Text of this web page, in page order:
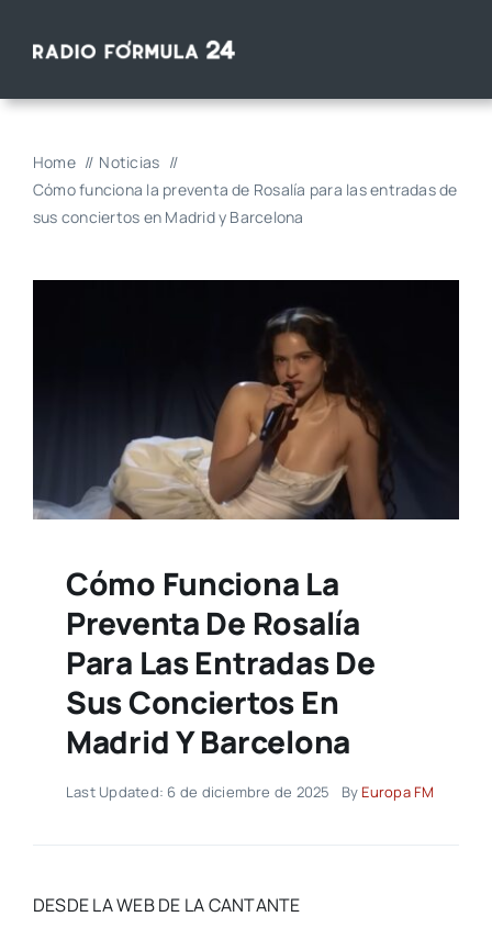
Home
Noticias
Cómo funciona la preventa de Rosalía para las entradas de
sus conciertos en Madrid y Barcelona
Cómo Funciona La
Preventa De Rosalía
Para Las Entradas De
Sus Conciertos En
Madrid Y Barcelona
Last Updated: 6 de diciembre de 2025 By Europa FM
DESDE LA WEB DE LA CANTANTE